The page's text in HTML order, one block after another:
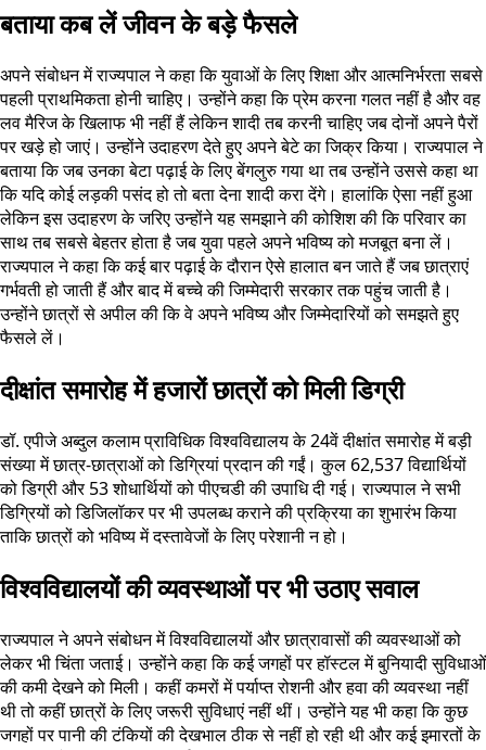
बताया कब लें जीवन के बड़े फैसले
अपने संबोधन में राज्यपाल ने कहा कि युवाओं के लिए शिक्षा और आत्मनिर्भरता सबसे
पहली प्राथमिकता होनी चाहिए। उन्होंने कहा कि प्रेम करना गलत नहीं है और वह
लव मैरिज के खिलाफ भी नहीं हैं लेकिन शादी तब करनी चाहिए जब दोनों अपने पैरों
पर खड़े हो जाएं। उन्होंने उदाहरण देते हुए अपने बेटे का जिक्र किया। राज्यपाल ने
बताया कि जब उनका बेटा पढ़ाई के लिए बेंगलुरु गया था तब उन्होंने उससे कहा था
कि यदि कोई लड़की पसंद हो तो बता देना शादी करा देंगे। हालांकि ऐसा नहीं हुआ
लेकिन इस उदाहरण के जरिए उन्होंने यह समझाने की कोशिश की कि परिवार का
साथ तब सबसे बेहतर होता है जब युवा पहले अपने भविष्य को मजबूत बना लें।
राज्यपाल ने कहा कि कई बार पढ़ाई के दौरान ऐसे हालात बन जाते हैं जब छात्राएं
गर्भवती हो जाती हैं और बाद में बच्चे की जिम्मेदारी सरकार तक पहुंच जाती है।
उन्होंने छात्रों से अपील की कि वे अपने भविष्य और जिम्मेदारियों को समझते हुए
फैसले लें।
दीक्षांत समारोह में हजारों छात्रों को मिली डिग्री
डॉ. एपीजे अब्दुल कलाम प्राविधिक विश्वविद्यालय के 24वें दीक्षांत समारोह में बड़ी
संख्या में छात्र-छात्राओं को डिग्रियां प्रदान की गईं। कुल 62,537 विद्यार्थियों
को डिग्री और 53 शोधार्थियों को पीएचडी की उपाधि दी गई। राज्यपाल ने सभी
डिग्रियों को डिजिलॉकर पर भी उपलब्ध कराने की प्रक्रिया का शुभारंभ किया
ताकि छात्रों को भविष्य में दस्तावेजों के लिए परेशानी न हो।
विश्वविद्यालयों की व्यवस्थाओं पर भी उठाए सवाल
राज्यपाल ने अपने संबोधन में विश्वविद्यालयों और छात्रावासों की व्यवस्थाओं को
लेकर भी चिंता जताई। उन्होंने कहा कि कई जगहों पर हॉस्टल में बुनियादी सुविधाओं
की कमी देखने को मिली। कहीं कमरों में पर्याप्त रोशनी और हवा की व्यवस्था नहीं
थी तो कहीं छात्रों के लिए जरूरी सुविधाएं नहीं थीं। उन्होंने यह भी कहा कि कुछ
जगहों पर पानी की टंकियों की देखभाल ठीक से नहीं हो रही थी और कई इमारतों के